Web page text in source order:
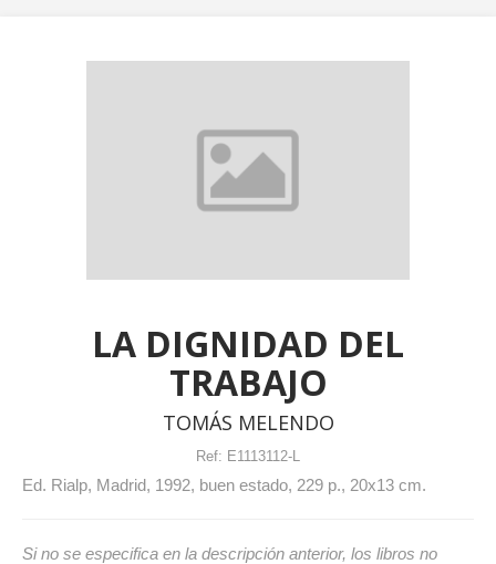
LA DIGNIDAD DEL
TRABAJO
TOMÁS MELENDO
Ref: E1113112-L
Ed. Rialp, Madrid, 1992, buen estado, 229 p., 20x13 cm.
Si no se especifica en la descripción anterior, los libros no